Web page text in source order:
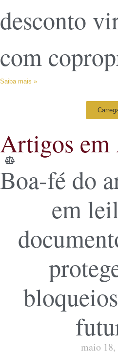
desconto
com
Saiba mais »
Artigos
Boa-fé do
em
maio